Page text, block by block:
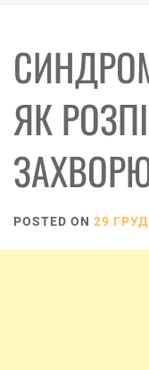
ЯК
POSTED ON 29